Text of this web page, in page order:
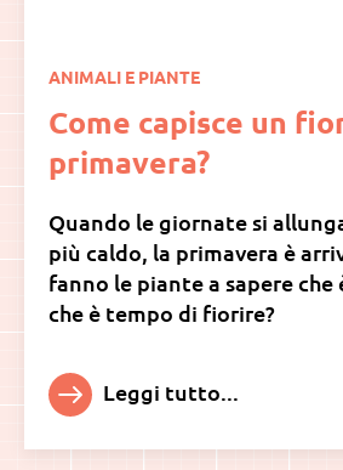
ANIMALI E PIANTE
Come capisce un
primavera?
Quando le giornate si
più caldo, la primavera è
fanno le piante a sapere che
che è tempo di fiorire?
Leggi tutto...